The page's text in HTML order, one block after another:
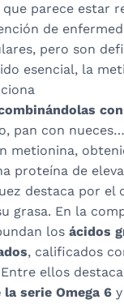
parece estar
de
pero son
esencial, la
pan con
metionina,
proteína de
destaca por el
grasa. En la
los ácidos
, calificados
ellos
serie Omega 6